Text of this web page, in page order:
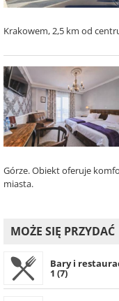
Krakowem, 2,5 km od
Górze. Obiekt oferuje
miasta.
MOŻE SIĘ PRZYDAĆ
Bary i
1 (7)